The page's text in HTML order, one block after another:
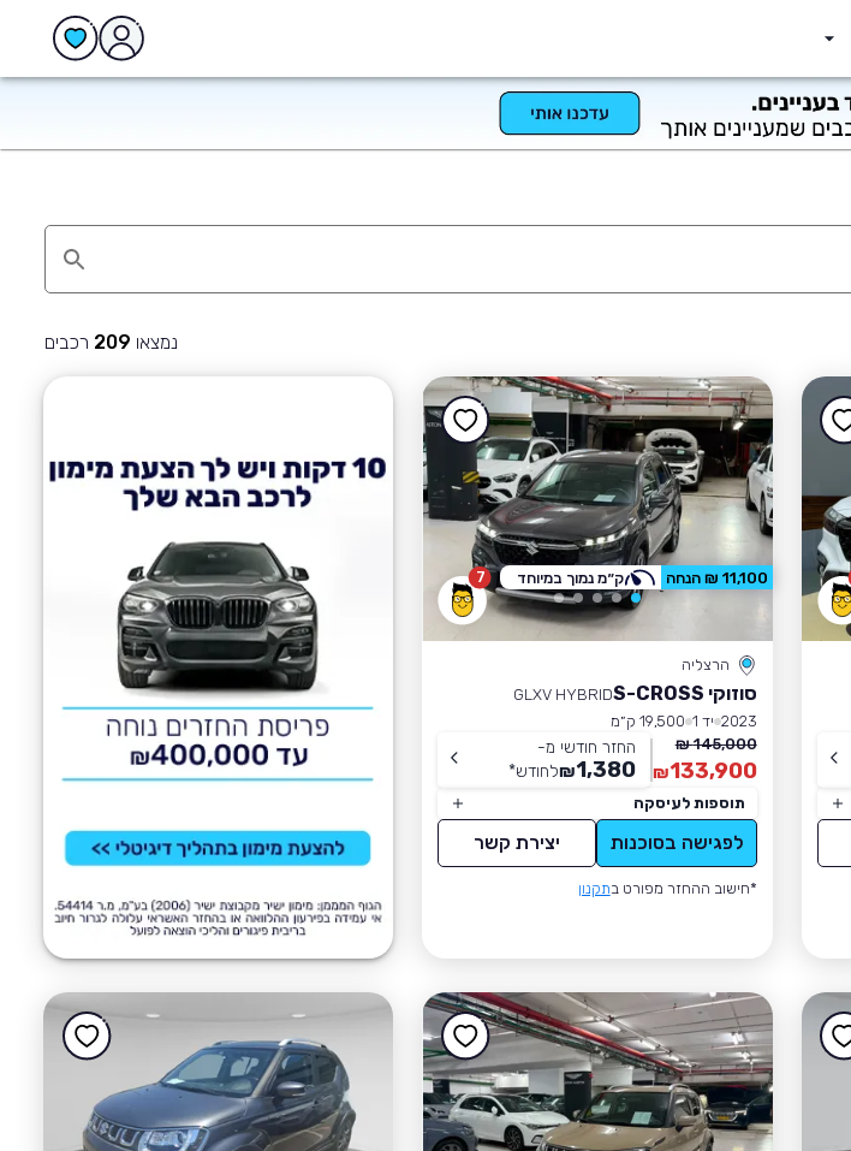
נמצאו 209 רכבים
7
הרצליה
סוזוקי S-CROSS
GLXV HYBRID
2023 יד 1
19,500 ק״מ
145,000 ₪
133,900
₪
החזר חודשי מ-
1,380
₪לחודש*
תוספות לעיסקה
לפגישה בסוכנות יצירת קשר
*חישוב ההחזר מפורט בתקנון
11,100 ₪ הנחה ק״מ נמוך במיוחד